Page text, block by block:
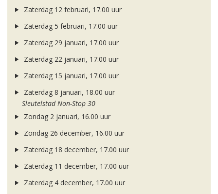
Zaterdag 12 februari, 17.00 uur
Zaterdag 5 februari, 17.00 uur
Zaterdag 29 januari, 17.00 uur
Zaterdag 22 januari, 17.00 uur
Zaterdag 15 januari, 17.00 uur
Zaterdag 8 januari, 18.00 uur
Sleutelstad Non-Stop 30
Zondag 2 januari, 16.00 uur
Zondag 26 december, 16.00 uur
Zaterdag 18 december, 17.00 uur
Zaterdag 11 december, 17.00 uur
Zaterdag 4 december, 17.00 uur